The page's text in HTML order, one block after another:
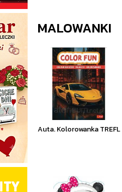
MALOWANKI
Auta. Kolorowanka TREFL